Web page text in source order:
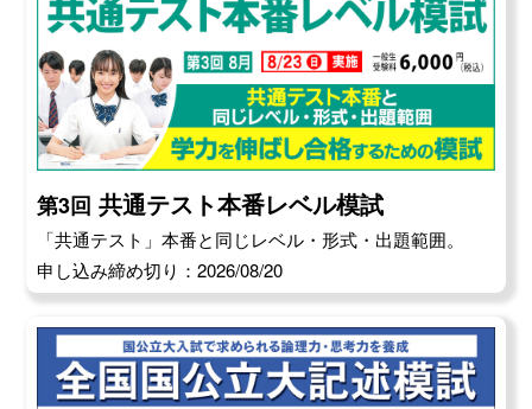
第3回 共通テスト本番レベル模試
「共通テスト」本番と同じレベル・形式・出題範囲。
申し込み締め切り：2026/08/20